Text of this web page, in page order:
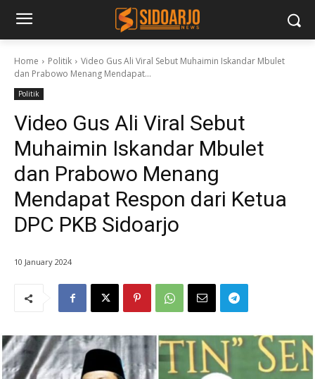
Home Politik
Video Gus Ali Viral Sebut Muhaimin Iskandar Mbulet
dan Prabowo Menang Mendapat...
Politik
Video Gus Ali Viral Sebut
Muhaimin Iskandar Mbulet
dan Prabowo Menang
Mendapat Respon dari Ketua
DPC PKB Sidoarjo
10 January 2024